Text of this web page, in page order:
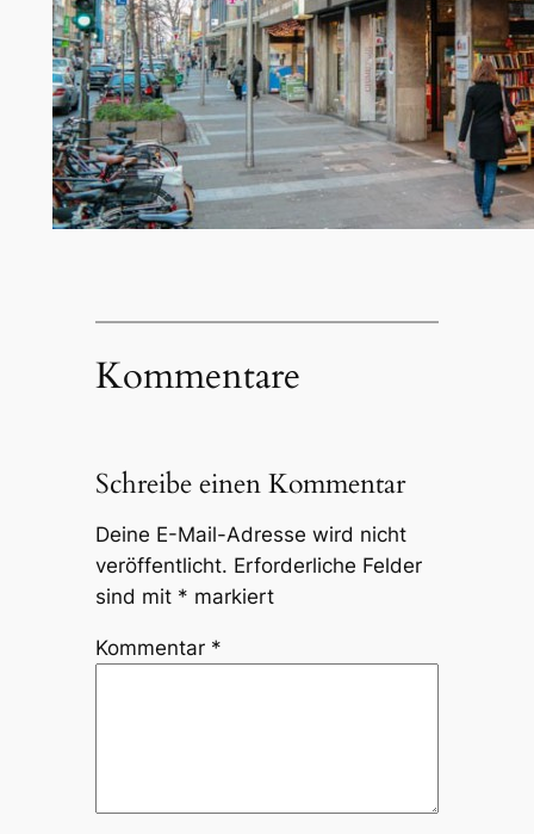
Kommentare
Schreibe einen Kommentar
Deine E-Mail-Adresse wird nicht
veröffentlicht. Erforderliche Felder
sind mit * markiert
Kommentar *